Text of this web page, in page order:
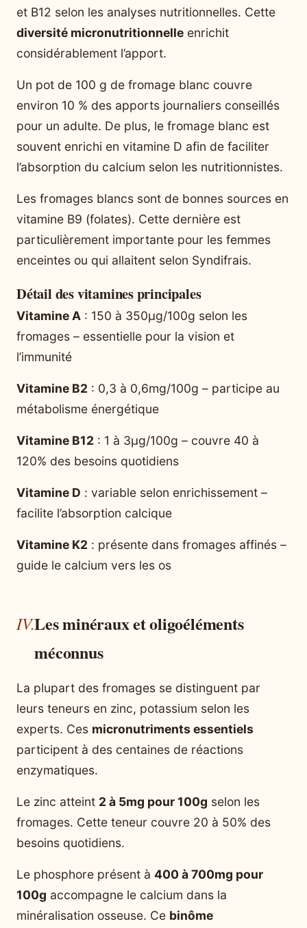
et B12 selon les analyses nutritionnelles. Cette
diversité micronutritionnelle enrichit
considérablement l’apport.
Un pot de 100 g de fromage blanc couvre
environ 10 % des apports journaliers conseillés
pour un adulte. De plus, le fromage blanc est
souvent enrichi en vitamine D afin de faciliter
l’absorption du calcium selon les nutritionnistes.
Les fromages blancs sont de bonnes sources en
vitamine B9 (folates). Cette dernière est
particulièrement importante pour les femmes
enceintes ou qui allaitent selon Syndifrais.
Détail des vitamines principales
Vitamine A : 150 à 350µg/100g selon les
fromages – essentielle pour la vision et
l’immunité
Vitamine B2 : 0,3 à 0,6mg/100g – participe au
métabolisme énergétique
Vitamine B12 : 1 à 3µg/100g – couvre 40 à
120% des besoins quotidiens
Vitamine D : variable selon enrichissement –
facilite l’absorption calcique
Vitamine K2 : présente dans fromages affinés –
guide le calcium vers les os
Les minéraux et oligoéléments
méconnus
La plupart des fromages se distinguent par
leurs teneurs en zinc, potassium selon les
experts. Ces micronutriments essentiels
participent à des centaines de réactions
enzymatiques.
Le zinc atteint 2 à 5mg pour 100g selon les
fromages. Cette teneur couvre 20 à 50% des
besoins quotidiens.
Le phosphore présent à 400 à 700mg pour
100g accompagne le calcium dans la
minéralisation osseuse. Ce binôme